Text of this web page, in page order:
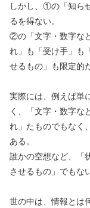
しかし、①の「知ら
るを得ない。
②の「文字・数字な
れ」も「受け手」も
せるもの」も限定的
実際には、例えば単
く、「文字・数字な
れ」たものでもなく
ある。
誰かの空想など、「
させるもの」でもな
世の中は、情報とは